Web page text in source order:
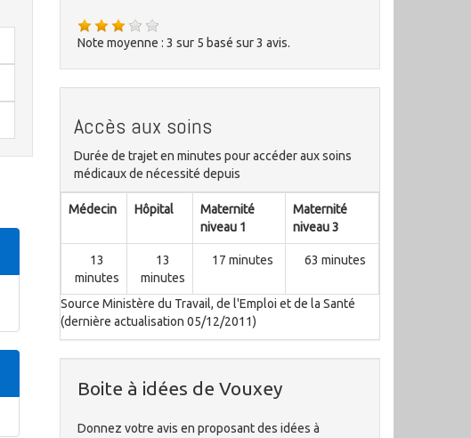
Note moyenne : 3 sur 5 basé sur3 avis.
Accès aux soins
Durée de trajet en minutes pour accéder aux soins
médicaux de nécessité depuis
Médecin Hôpital
Maternité
niveau 1
Maternité
niveau 3
13
minutes
13
minutes
17 minutes 63 minutes
Source Ministère du Travail, de l'Emploi et de la Santé
(dernière actualisation 05/12/2011)
Boite à idées de Vouxey
Donnez votre avis en proposant des idées à